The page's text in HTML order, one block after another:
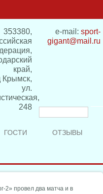
353380,
край,
Крымск,
ул.
248
e-mail: sport-
gigant@mail.ru
поиска
ГОСТИ ОТЗЫВЫ
2» провел два матча и в